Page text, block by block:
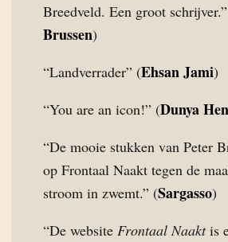
Breedveld. Een groot
Brussen)
“Landverrader” (Ehsan Jami)
“You are an icon!” (Dunya
“De mooie stukken van Peter
op Frontaal Naakt tegen de
stroom in zwemt.” (Sargasso)
“De website Frontaal Naaktis